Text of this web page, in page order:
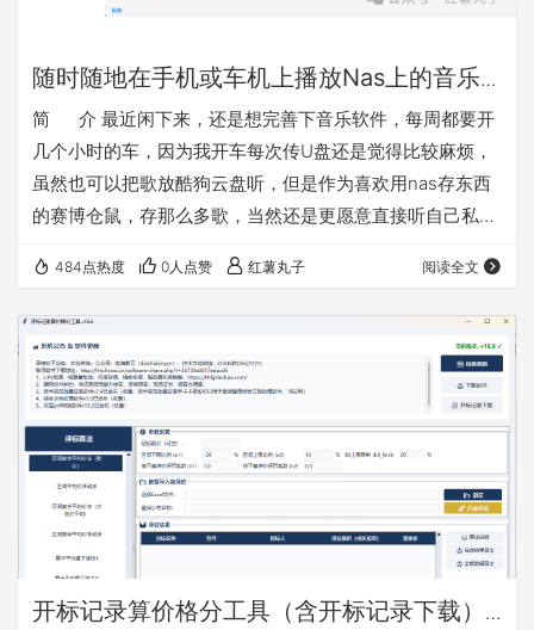
随时随地在手机或车机上播放Nas上的音乐
的简便方法介绍
简 介 最近闲下来，还是想完善下音乐软件，每周都要开
几个小时的车，因为我开车每次传U盘还是觉得比较麻烦，
虽然也可以把歌放酷狗云盘听，但是作为喜欢用nas存东西
的赛博仓鼠，存那么多歌，当然还是更愿意直接听自己私域
版（含车机模式），以后等软件完善了考虑有需要再做一份
鸿蒙版的。其实试过一下mobimusic也是可以用的，但是我
感觉想添加一些功能还是自己做一个更方便，软件主打纯
净，实用，便捷。软件就叫百味音坊把 软件特点： 1、连
接…
484点热度 0人点赞 红薯丸子 阅读全文
开标记录算价格分工具（含开标记录下载）